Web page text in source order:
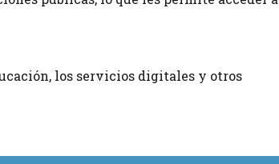
los servicios digitales y otros